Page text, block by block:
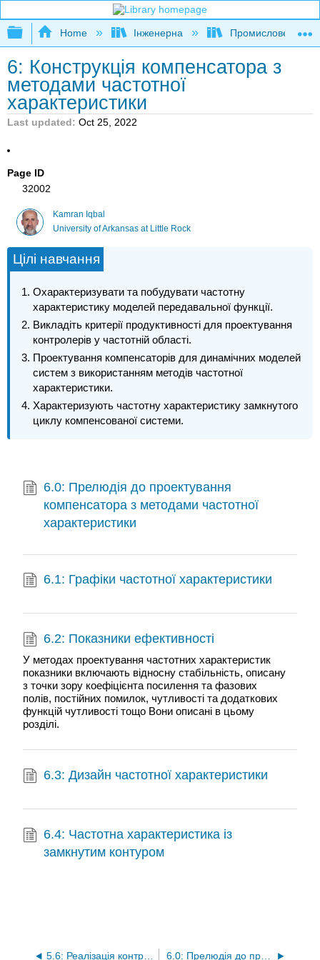
Expand/collapse global hierarchy
Home Інженерна Промислове та
6: Конструкція компенсатора з
методами частотної
характеристики
Last updated Oct 25, 2022
Page ID
32002
Kamran Iqbal
University of Arkansas at Little Rock
Цілі навчання
Охарактеризувати та побудувати частотну
характеристику моделей передавальної функції.
Викладіть критерії продуктивності для проектування
контролерів у частотній області.
Проектування компенсаторів для динамічних моделей
систем з використанням методів частотної
характеристики.
Характеризують частотну характеристику замкнутого
циклу компенсованої системи.
6.0: Прелюдія до проектування
компенсатора з методами частотної
характеристики
6.1: Графіки частотної характеристики
6.2: Показники ефективності
У методах проектування частотних характеристик
показники включають відносну стабільність, описану
з точки зору коефіцієнта посилення та фазових
полів, постійних помилок, чутливості та додаткових
функцій чутливості тощо Вони описані в цьому
розділі.
6.3: Дизайн частотної характеристики
6.4: Частотна характеристика із
замкнутим контуром
5.6: Реалізація контролера 6.0: Прелюдія до проектування компенсатора з методами частотної характеристики